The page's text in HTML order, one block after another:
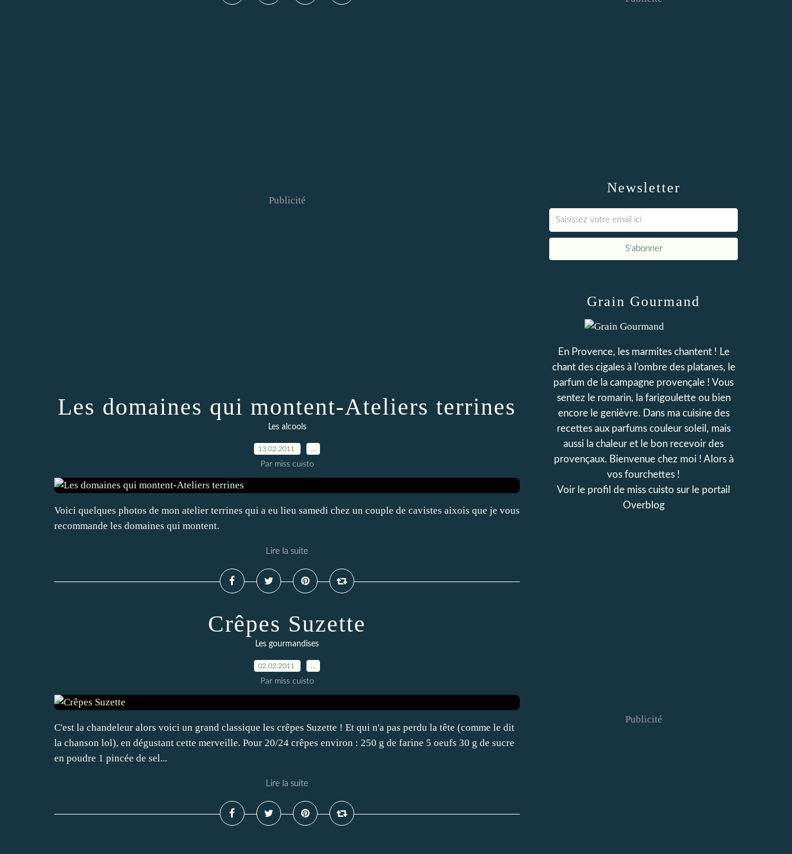
Publicité
Les domaines qui montent-Ateliers terrines
Les alcools
13.02.2011
Par miss cuisto
Voici quelques photos de mon atelier terrines qui a eu lieu samedi chez un couple de cavistes aixois que je vous
recommande les domaines qui montent.
Lire la suite
Crêpes Suzette
Les gourmandises
02.02.2011
Par miss cuisto
C'est la chandeleur alors voici un grand classique les crêpes Suzette ! Et qui n'a pas perdu la tête (comme le dit
la chanson lol), en dégustant cette merveille. Pour 20/24 crêpes environ : 250 g de farine 5 oeufs 30 g de sucre
en poudre 1 pincée de sel...
Lire la suite
Newsletter
Grain Gourmand
En Provence, les marmites chantent ! Le
chant des cigales à l'ombre des platanes, le
parfum de la campagne provençale ! Vous
sentez le romarin, la farigoulette ou bien
encore le genièvre. Dans ma cuisine des
recettes aux parfums couleur soleil, mais
aussi la chaleur et le bon recevoir des
provençaux. Bienvenue chez moi ! Alors à
vos fourchettes !
Voir le profil de miss cuisto sur le portail
Overblog
Publicité